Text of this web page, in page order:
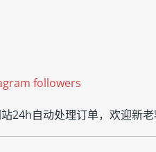
followers
自动处理订单，欢迎新老